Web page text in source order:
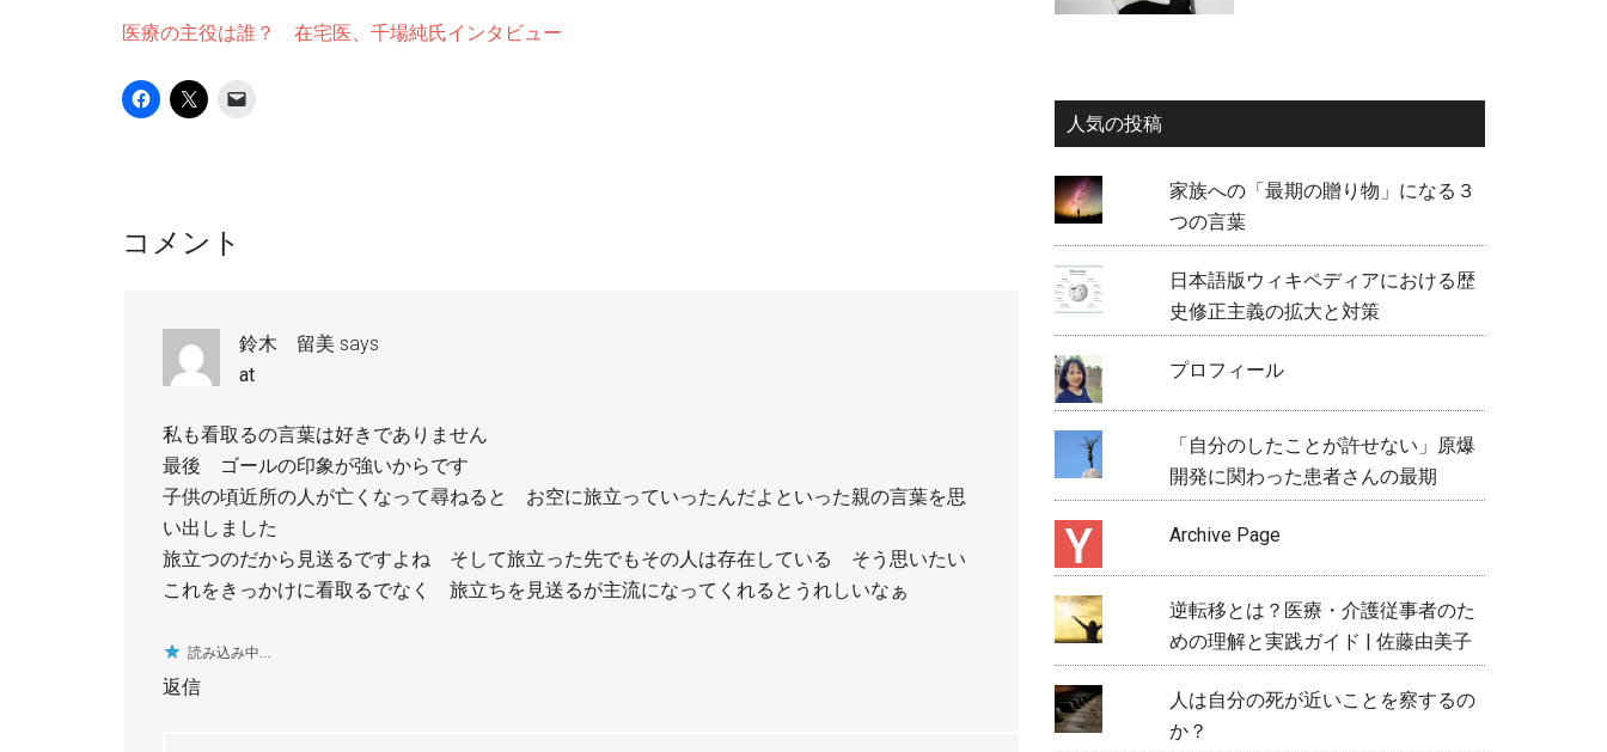
医療の主役は誰？ 在宅医、千場純氏インタビュー
Reader
コメント
鈴木 留美 says
at
私も看取るの言葉は好きでありません
最後 ゴールの印象が強いからです
子供の頃近所の人が亡くなって尋ねると お空に旅立っていったんだよといった親の言葉を思
い出しました
旅立つのだから見送るですよね そして旅立った先でもその人は存在している そう思いたい
これをきっかけに看取るでなく 旅立ちを見送るが主流になってくれるとうれしいなぁ
読み込み中…
返信
人気の投稿
家族への「最期の贈り物」になる３
つの言葉
日本語版ウィキペディアにおける歴
史修正主義の拡大と対策
プロフィール
「自分のしたことが許せない」原爆
開発に関わった患者さんの最期
Archive Page
逆転移とは？医療・介護従事者のた
めの理解と実践ガイド | 佐藤由美子
人は自分の死が近いことを察するの
か？